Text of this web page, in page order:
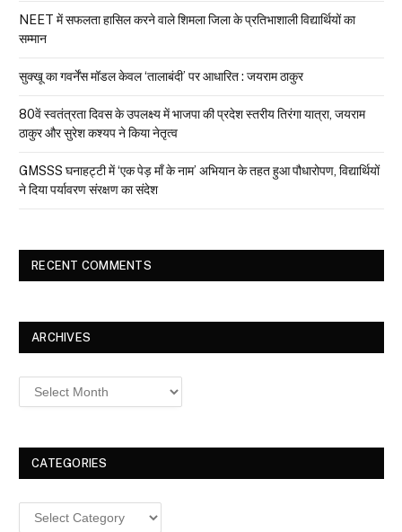
NEET में सफलता हासिल करने वाले शिमला जिला के प्रतिभाशाली विद्यार्थियों का
सम्मान
सुक्खू का गवर्नेंस मॉडल केवल ‘तालाबंदी’ पर आधारित : जयराम ठाकुर
80वें स्वतंत्रता दिवस के उपलक्ष्य में भाजपा की प्रदेश स्तरीय तिरंगा यात्रा, जयराम
ठाकुर और सुरेश कश्यप ने किया नेतृत्व
GMSSS घनाहट्टी में ‘एक पेड़ माँ के नाम’ अभियान के तहत हुआ पौधारोपण, विद्यार्थियों
ने दिया पर्यावरण संरक्षण का संदेश
RECENT COMMENTS
ARCHIVES
Archives
CATEGORIES
Categories